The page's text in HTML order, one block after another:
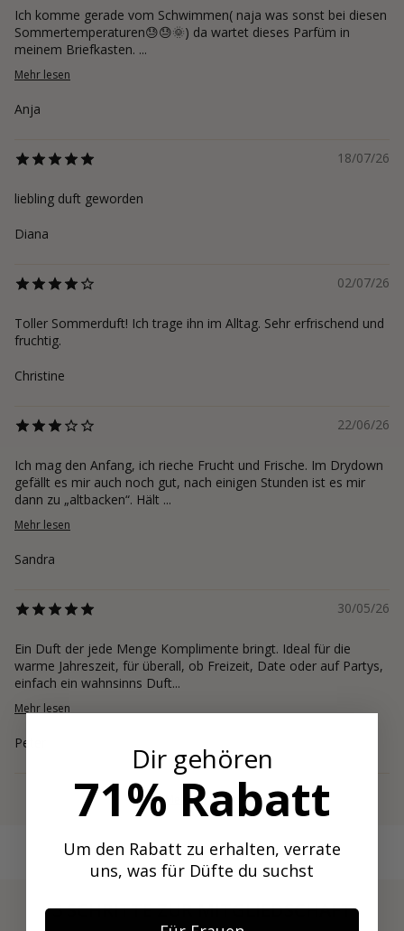
Ich komme gerade vom Schwimmen( naja was sonst bei diesen
Sommertemperaturen😓😓🌞) da wartet dieses Parfüm in
meinem Briefkasten. ...
Mehr lesen
Anja
18/07/26
liebling duft geworden
Diana
02/07/26
Toller Sommerduft! Ich trage ihn im Alltag. Sehr erfrischend und
fruchtig.
Christine
22/06/26
Ich mag den Anfang, ich rieche Frucht und Frische. Im Drydown
gefällt es mir auch noch gut, nach einigen Stunden ist es mir
dann zu „altbacken“. Hält ...
Mehr lesen
Sandra
30/05/26
Ein Duft der jede Menge Komplimente bringt. Ideal für die
warme Jahreszeit, für überall, ob Freizeit, Date oder auf Partys,
einfach ein wahnsinns Duft...
Mehr lesen
Peter
Mehr anzeigen
3 SCHRITTE ZUR MITGLIEDSCHAFT
Dir gehören
71% Rabatt
Um den Rabatt zu erhalten, verrate
uns, was für Düfte du suchst